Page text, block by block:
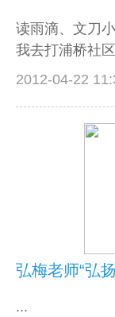
读雨滴、文刀
我去打浦桥社
2012-04-22
...